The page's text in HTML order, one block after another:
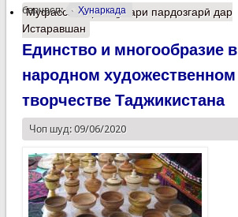
барчасп: Ҳунаркада
Муфассалтаро Ҳунари пардозгарӣ дар
Истаравшан
Единство и многообразие в
народном художественном
творчестве Таджикистана
Чоп шуд: 09/06/2020